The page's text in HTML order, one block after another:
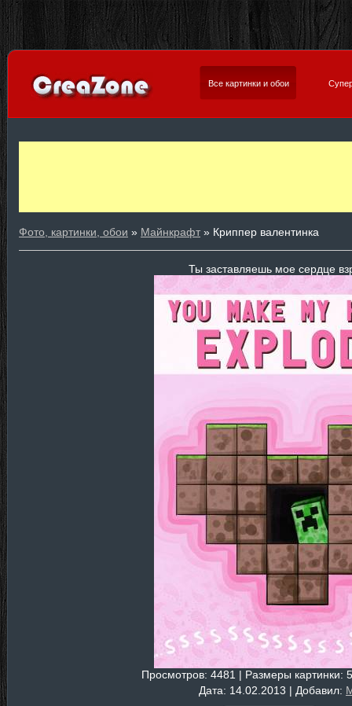
Все картинки и обои
Фото, картинки, обои » Майнкрафт » Криппер валентинка
Ты заставляешь мое сердце
Просмотров: 4481 | Размеры картинки:
Дата: 14.02.2013 | Добавил: